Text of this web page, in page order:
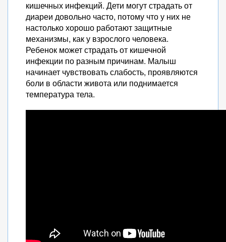
кишечных инфекций. Дети могут страдать от
диареи довольно часто, потому что у них не
настолько хорошо работают защитные
механизмы, как у взрослого человека.
Ребенок может страдать от кишечной
инфекции по разным причинам. Малыш
начинает чувствовать слабость, проявляются
боли в области живота или поднимается
температура тела.